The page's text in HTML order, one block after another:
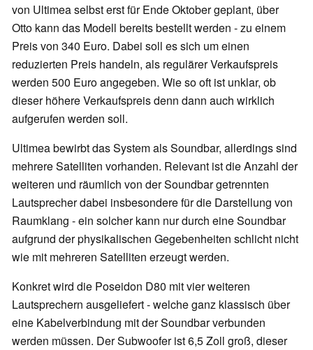
von Ultimea selbst erst für Ende Oktober geplant, über
Otto kann das Modell bereits bestellt werden - zu einem
Preis von 340 Euro. Dabei soll es sich um einen
reduzierten Preis handeln, als regulärer Verkaufspreis
werden 500 Euro angegeben. Wie so oft ist unklar, ob
dieser höhere Verkaufspreis denn dann auch wirklich
aufgerufen werden soll.
Ultimea bewirbt das System als Soundbar, allerdings sind
mehrere Satelliten vorhanden. Relevant ist die Anzahl der
weiteren und räumlich von der Soundbar getrennten
Lautsprecher dabei insbesondere für die Darstellung von
Raumklang - ein solcher kann nur durch eine Soundbar
aufgrund der physikalischen Gegebenheiten schlicht nicht
wie mit mehreren Satelliten erzeugt werden.
Konkret wird die Poseidon D80 mit vier weiteren
Lautsprechern ausgeliefert - welche ganz klassisch über
eine Kabelverbindung mit der Soundbar verbunden
werden müssen. Der Subwoofer ist 6,5 Zoll groß, dieser